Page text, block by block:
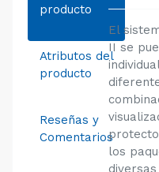
producto
Atributos del
producto
Reseñas y
Comentarios
El
II se
los